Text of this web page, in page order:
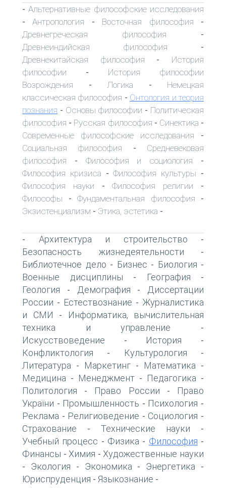
-Альтернативные философские исследования
-Антропология - Восточная философия -
Древнегреческая философия -
Древнеиндийская философия -
Древнекитайская философия - История
философии - История философии
Возрождения - Логика - Немецкая
классическая философия - Онтология и теория
познания - Основы философии - Политическая
философия - Русская философия - Синектика -
Современные философские исследования -
Социальная философия - Средневековая
философия - Философия и социология -
Философия кризиса -Философия культуры -
Философия науки -Философия религии -
Философы - Фундаментальная философия -
Экзистенциализм - Этика, эстетика -
- Архитектура и строительство -
Безопасность жизнедеятельности -
Библиотечное дело - Бизнес - Биология -
Военные дисциплины - География -
Геология - Демография -
Диссертации
России - Естествознание - Журналистика
и СМИ -
Информатика, вычислительная
техника и управление -
Искусствоведение - История -
Конфликтология - Культурология -
Литература - Маркетинг - Математика -
Медицина - Менеджмент - Педагогика -
Политология - Право России -
Право
України - Промышленность - Психология -
Реклама - Религиоведение - Социология -
Страхование - Технические науки -
Учебный процесс - Физика - Философия -
Финансы - Химия - Художественные науки
- Экология - Экономика - Энергетика -
Юриспруденция - Языкознание -